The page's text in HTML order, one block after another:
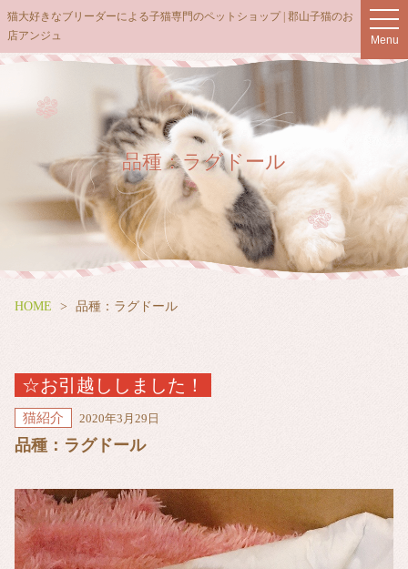
t
o
g
v
i
g
a
t
Menu
猫大好きなブリーダーによる子猫専門のペットショップ | 郡山子猫のお
店アンジュ
品種：ラグドール
HOME 品種：ラグドール
☆お引越ししました！
猫紹介 2020年3月29日
品種：ラグドール